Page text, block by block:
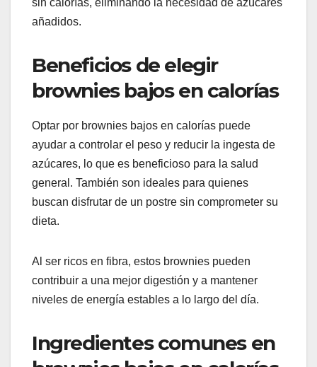
sin calorías, eliminando la necesidad de azúcares
añadidos.
Beneficios de elegir
brownies bajos en calorías
Optar por brownies bajos en calorías puede
ayudar a controlar el peso y reducir la ingesta de
azúcares, lo que es beneficioso para la salud
general. También son ideales para quienes
buscan disfrutar de un postre sin comprometer su
dieta.
Al ser ricos en fibra, estos brownies pueden
contribuir a una mejor digestión y a mantener
niveles de energía estables a lo largo del día.
Ingredientes comunes en